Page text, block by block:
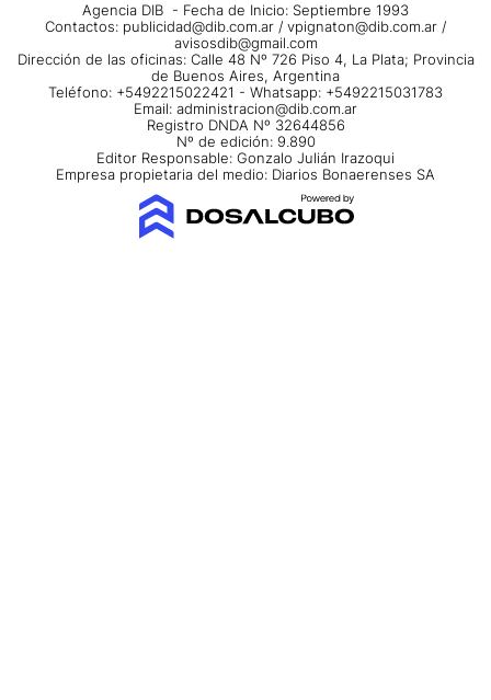
Agencia DIB - Fecha de Inicio: Septiembre 1993
Contactos: publicidad@dib.com.ar / vpignaton@dib.com.ar /
avisosdib@gmail.com
Dirección de las oficinas: Calle 48 Nº 726 Piso 4, La Plata; Provincia
de Buenos Aires, Argentina
Teléfono: +5492215022421 - Whatsapp: +5492215031783
Email: administracion@dib.com.ar
Registro DNDA Nº 32644856
Nº de edición: 9.890
Editor Responsable: Gonzalo Julián Irazoqui
Empresa propietaria del medio: Diarios Bonaerenses SA